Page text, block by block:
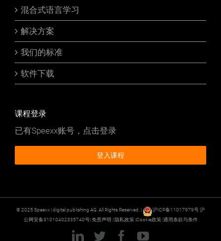
混合式语言学习
解决方案
我们的标准
软件下载
课程登录
已有Speexx账号，点击登录
登入课程
© 2025 Speexx | digital publishing AG. All Rights Reserved. | 沪ICP备11017979号沪
公网安备31010402335740号|免责声明 |隐私政策 |Cookie政策 |通用条款与条件
LinkedIn
TwitterFacebook
YouTube